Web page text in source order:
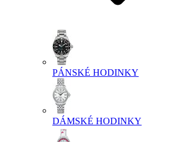
PÁNSKÉ HODINKY
DÁMSKÉ HODINKY